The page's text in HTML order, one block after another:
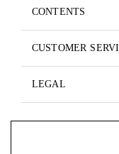
CONTENTS
CUSTOMER
LEGAL